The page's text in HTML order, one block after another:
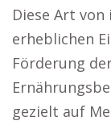
Diese Art
erheblichen
Förderung
gezielt auf